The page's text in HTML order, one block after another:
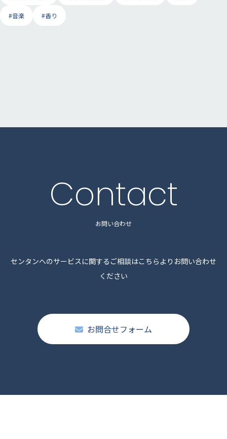
#音楽 #香り
Contact
お問い合わせ
センタンへのサービスに関するご相談はこちらよりお問い合わせ
ください
お問合せフォーム